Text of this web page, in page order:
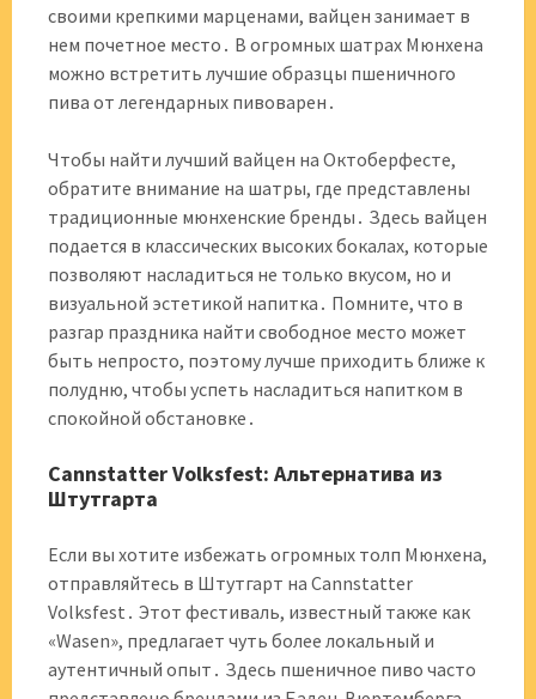
своими крепкими марценами, вайцен занимает в
нем почетное место․ В огромных шатрах Мюнхена
можно встретить лучшие образцы пшеничного
пива от легендарных пивоварен․
Чтобы найти лучший вайцен на Октоберфесте,
обратите внимание на шатры, где представлены
традиционные мюнхенские бренды․ Здесь вайцен
подается в классических высоких бокалах, которые
позволяют насладиться не только вкусом, но и
визуальной эстетикой напитка․ Помните, что в
разгар праздника найти свободное место может
быть непросто, поэтому лучше приходить ближе к
полудню, чтобы успеть насладиться напитком в
спокойной обстановке․
Cannstatter Volksfest: Альтернатива из
Штутгарта
Если вы хотите избежать огромных толп Мюнхена,
отправляйтесь в Штутгарт на Cannstatter
Volksfest․ Этот фестиваль, известный также как
«Wasen», предлагает чуть более локальный и
аутентичный опыт․ Здесь пшеничное пиво часто